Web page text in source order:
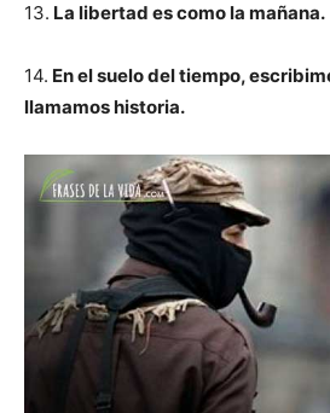
13. La libertad es como la mañana.
14. En el suelo del tiempo,
llamamos historia.